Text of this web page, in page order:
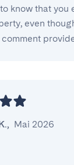
know that you
even
, Mai 2026